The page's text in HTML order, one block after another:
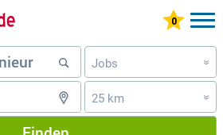
Jobs »
25 km »